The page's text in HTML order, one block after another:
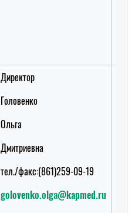
Директор
Головенко
Ольга
Дмитриевна
тел./факс:(861)259-09-19
golovenko.olga@kapmed.ru